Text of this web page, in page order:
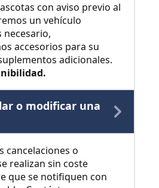
con aviso previo al
un vehículo
necesario,
accesorios para su
adicionales.
o modificar una
cancelaciones o
realizan sin coste
que se notifiquen con